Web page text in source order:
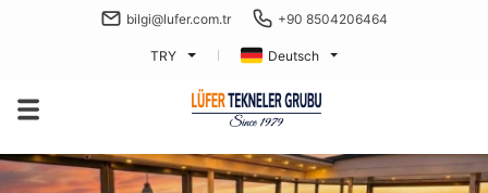
bilgi@lufer.com.tr +90 8504206464
TRY Deutsch